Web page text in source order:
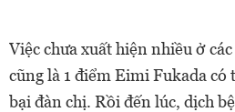
Việc chưa xuất hiện nhiều ở
cũng là 1 điểm Eimi Fukada có
bại đàn chị. Rồi đến lúc, dịch